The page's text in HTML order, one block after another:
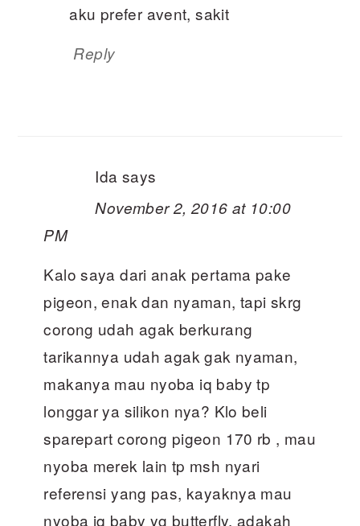
aku prefer avent, sakit
Reply
Ida says
November 2, 2016 at 10:00
PM
Kalo saya dari anak pertama pake
pigeon, enak dan nyaman, tapi skrg
corong udah agak berkurang
tarikannya udah agak gak nyaman,
makanya mau nyoba iq baby tp
longgar ya silikon nya? Klo beli
sparepart corong pigeon 170 rb , mau
nyoba merek lain tp msh nyari
referensi yang pas, kayaknya mau
nyoba iq baby yg butterfly, adakah